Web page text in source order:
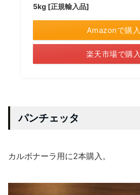
5kg [正規輸入品]
Amazonで購入
楽天市場で購入
パンチェッタ
カルボナーラ用に2本購入。